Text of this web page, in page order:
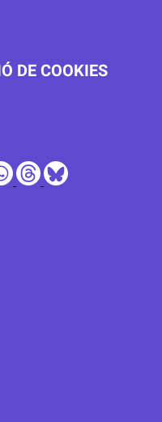
DE COOKIES